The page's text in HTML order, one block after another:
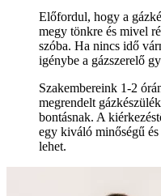
Előfordul, hogy a
megy tönkre és mivel
szóba. Ha nincs idő
igénybe a gázszerelő
Szakembereink 1-2
megrendelt
bontásnak. A
egy kiváló minőségű
lehet.